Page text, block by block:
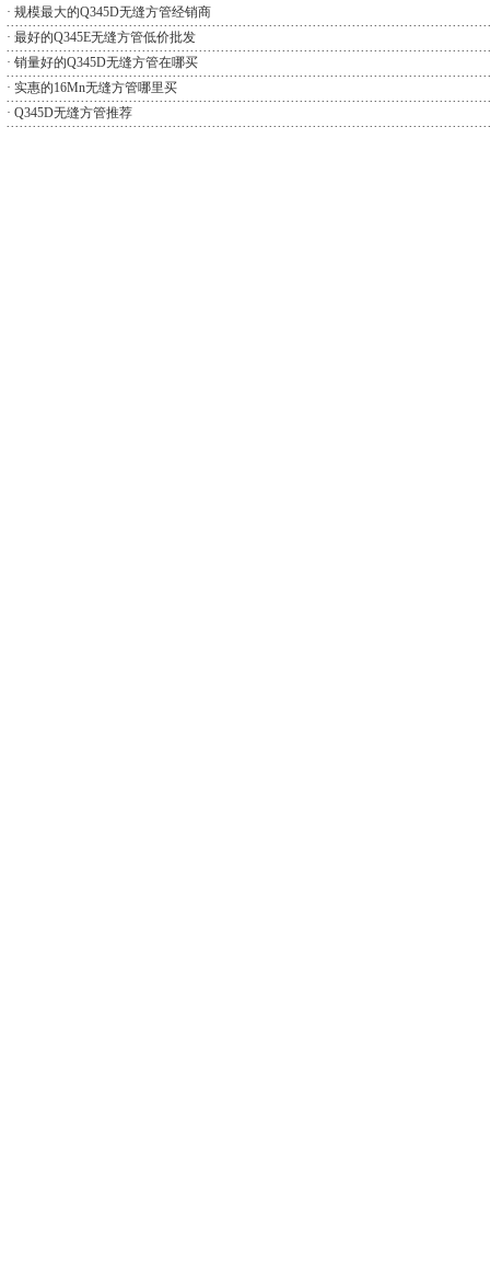
· 规模最大的Q345D无缝方管经销商
· 最好的Q345E无缝方管低价批发
· 销量好的Q345D无缝方管在哪买
· 实惠的16Mn无缝方管哪里买
· Q345D无缝方管推荐